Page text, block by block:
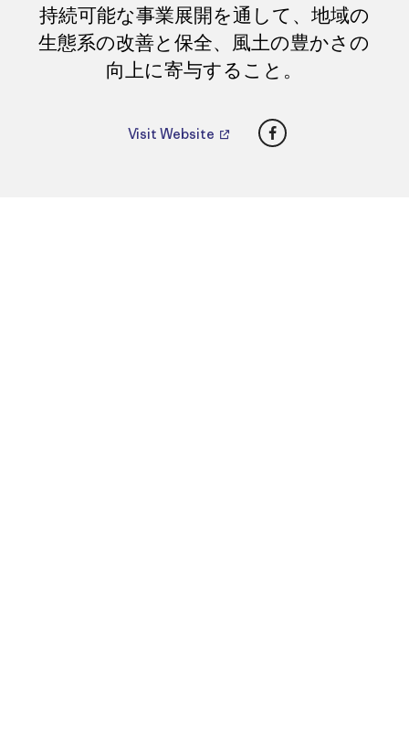
持続可能な事業展開を通して、地域の
生態系の改善と保全、風土の豊かさの
向上に寄与すること。
Visit Website Facebook